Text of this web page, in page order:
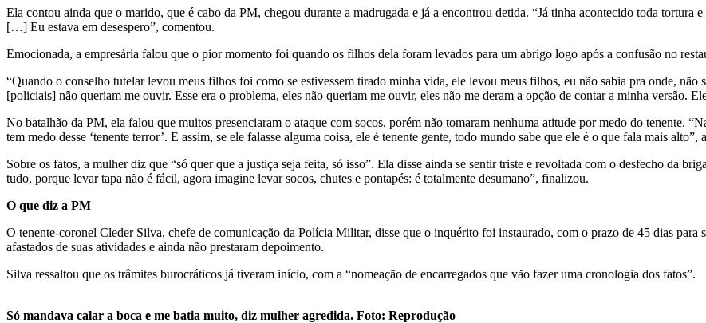
Ela contou ainda que o marido, que é cabo da PM, chegou durante a madrugada e já a encontrou detida. “Já tinha acontecido toda tortura
[…] Eu estava em desespero”, comentou.
Emocionada, a empresária falou que o pior momento foi quando os filhos dela foram levados para um abrigo logo após a confusão no
“Quando o conselho tutelar levou meus filhos foi como se estivessem tirado minha vida, ele levou meus filhos, eu não sabia pra onde, não
[policiais] não queriam me ouvir. Esse era o problema, eles não queriam me ouvir, eles não me deram a opção de contar a minha versão.
No batalhão da PM, ela falou que muitos presenciaram o ataque com socos, porém não tomaram nenhuma atitude por medo do tenente.
tem medo desse ‘tenente terror’. E assim, se ele falasse alguma coisa, ele é tenente gente, todo mundo sabe que ele é o que fala mais alto”,
Sobre os fatos, a mulher diz que “só quer que a justiça seja feita, só isso”. Ela disse ainda se sentir triste e revoltada com o desfecho da
tudo, porque levar tapa não é fácil, agora imagine levar socos, chutes e pontapés: é totalmente desumano”, finalizou.
O que diz a PM
O tenente-coronel Cleder Silva, chefe de comunicação da Polícia Militar, disse que o inquérito foi instaurado, com o prazo de 45 dias
afastados de suas atividades e ainda não prestaram depoimento.
Silva ressaltou que os trâmites burocráticos já tiveram início, com a “nomeação de encarregados que vão fazer uma cronologia dos fatos”.
Só mandava calar a boca e me batia muito, diz mulher agredida. Foto: Reprodução